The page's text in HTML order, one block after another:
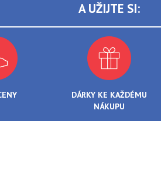
A UŽIJTE SI:
DÁRKY KE KAŽDÉMU
NÁKUPU